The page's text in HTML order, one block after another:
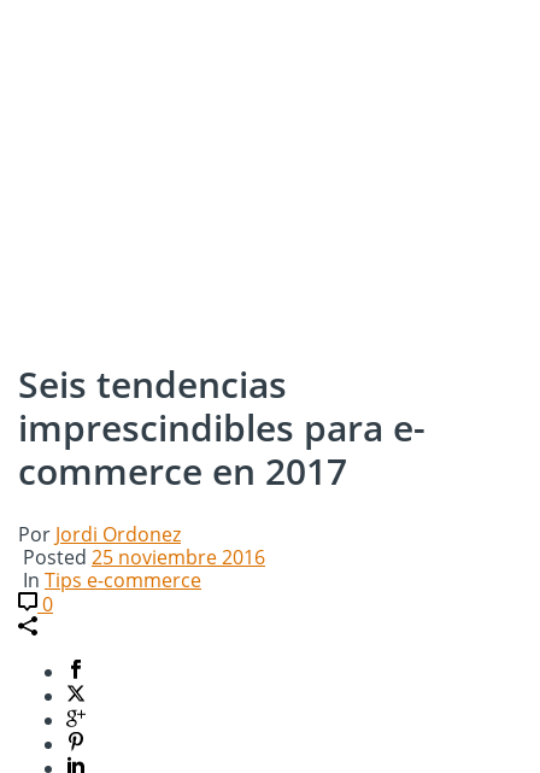
Seis tendencias
imprescindibles para e-
commerce en 2017
Por Jordi Ordonez
Posted 25 noviembre 2016
In Tips e-commerce
0